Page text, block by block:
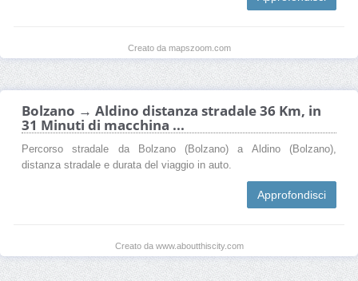
Creato da mapszoom.com
Bolzano → Aldino distanza stradale 36 Km, in
31 Minuti di macchina ...
Percorso stradale da Bolzano (Bolzano) a Aldino (Bolzano),
distanza stradale e durata del viaggio in auto.
Approfondisci
Creato da www.aboutthiscity.com